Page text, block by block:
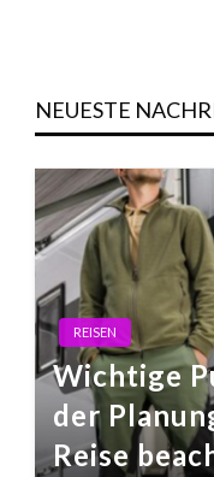
NEUESTE
REISEN
Wichtige
der
Reise